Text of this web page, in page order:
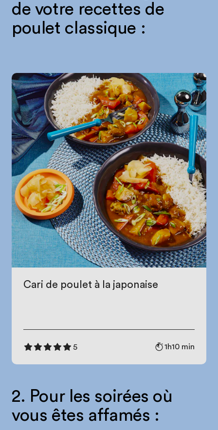
de votre recettes de
poulet classique :
Cari de poulet à la japonaise
5 1h10 min
2. Pour les soirées où
vous êtes affamés :